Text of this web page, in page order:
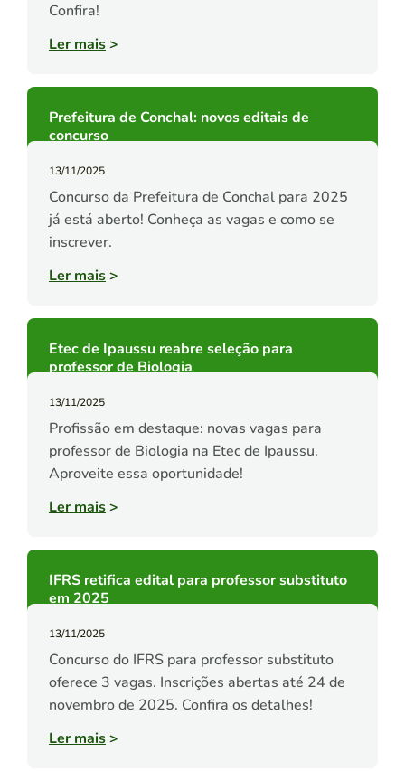
Confira!
Ler mais>
Prefeitura de Conchal: novos editais de
concurso
13/11/2025
Concurso da Prefeitura de Conchal para 2025
já está aberto! Conheça as vagas e como se
inscrever.
Ler mais>
Etec de Ipaussu reabre seleção para
professor de Biologia
13/11/2025
Profissão em destaque: novas vagas para
professor de Biologia na Etec de Ipaussu.
Aproveite essa oportunidade!
Ler mais>
IFRS retifica edital para professor substituto
em 2025
13/11/2025
Concurso do IFRS para professor substituto
oferece 3 vagas. Inscrições abertas até 24 de
novembro de 2025. Confira os detalhes!
Ler mais>